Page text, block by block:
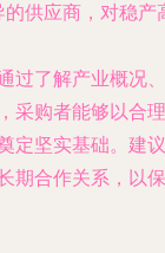
供应商，对稳产
过了解产业概况、
采购者能够以合理
定坚实基础。建议
期合作关系，以保